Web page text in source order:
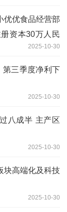
优优食品经营部
资本30万人民
2025-10-30
第三季度净利下
2025-10-30
八成半 主产区
2025-10-30
块高端化及科技
2025-10-30